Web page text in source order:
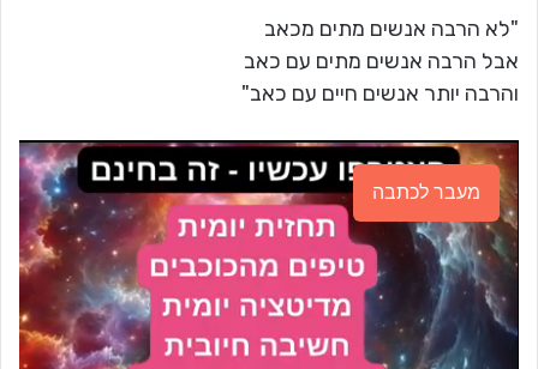
"לא הרבה אנשים מתים מכאב
אבל הרבה אנשים מתים עם כאב
והרבה יותר אנשים חיים עם כאב"
מעבר לכתבה